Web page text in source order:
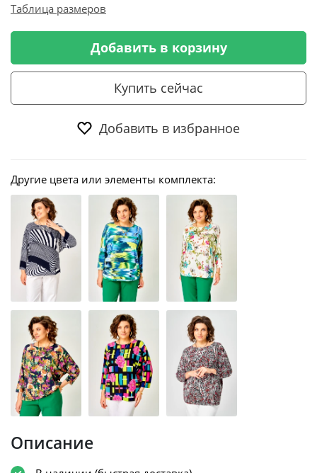
Таблица размеров
Добавить в корзину
Купить сейчас
Добавить в избранное
Другие цвета или элементы комплекта:
Описание